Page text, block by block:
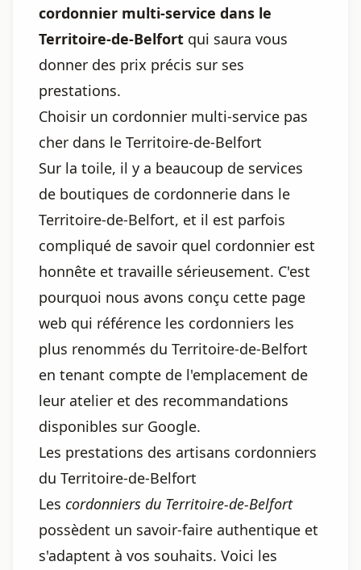
cordonnier multi-service dans le
Territoire-de-Belfort qui saura vous
donner des prix précis sur ses
prestations.
Choisir un cordonnier multi-service pas
cher dans le Territoire-de-Belfort
Sur la toile, il y a beaucoup de services
de boutiques de cordonnerie dans le
Territoire-de-Belfort, et il est parfois
compliqué de savoir quel cordonnier est
honnête et travaille sérieusement. C'est
pourquoi nous avons conçu cette page
web qui référence les cordonniers les
plus renommés du Territoire-de-Belfort
en tenant compte de l'emplacement de
leur atelier et des recommandations
disponibles sur Google.
Les prestations des artisans cordonniers
du Territoire-de-Belfort
Les cordonniers du Territoire-de-Belfort
possèdent un savoir-faire authentique et
s'adaptent à vos souhaits. Voici les